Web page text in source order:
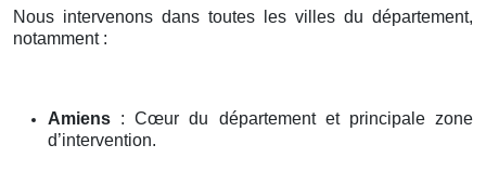
Nous intervenons dans toutes les villes du département,
notamment :
Amiens : Cœur du département et principale zone
d’intervention.